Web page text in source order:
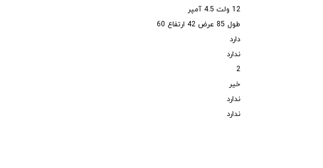
12 ولت 4.5 آمپر
طول 85 عرض 42 ارتفاع 60
دارد
ندارد
2
خیر
ندارد
ندارد